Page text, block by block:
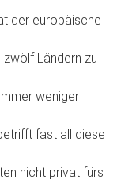
der europäische
Ländern zu
weniger
fast all diese
nicht privat fürs